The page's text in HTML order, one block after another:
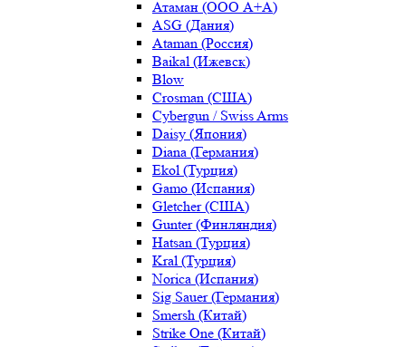
Атаман (ООО А+А)
ASG (Дания)
Ataman (Россия)
Baikal (Ижевск)
Blow
Crosman (США)
Cybergun / Swiss Arms
Daisy (Япония)
Diana (Германия)
Ekol (Турция)
Gamo (Испания)
Gletcher (США)
Gunter (Финляндия)
Hatsan (Турция)
Kral (Турция)
Norica (Испания)
Sig Sauer (Германия)
Smersh (Китай)
Strike One (Китай)